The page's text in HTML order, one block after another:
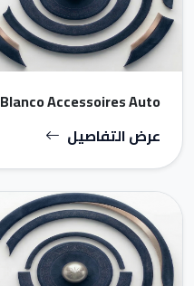
Blanco Accessoires Auto
عرض التفاصيل